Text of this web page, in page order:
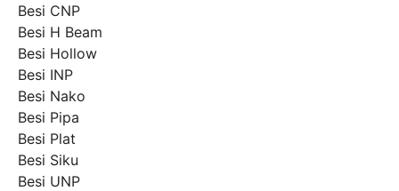
Besi CNP
Besi H Beam
Besi Hollow
Besi INP
Besi Nako
Besi Pipa
Besi Plat
Besi Siku
Besi UNP